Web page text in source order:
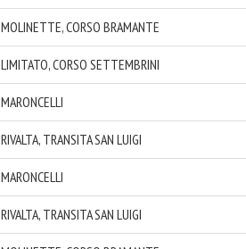
MOLINETTE, CORSO BRAMANTE
LIMITATO, CORSO SETTEMBRINI
MARONCELLI
RIVALTA, TRANSITA SAN LUIGI
MARONCELLI
RIVALTA, TRANSITA SAN LUIGI